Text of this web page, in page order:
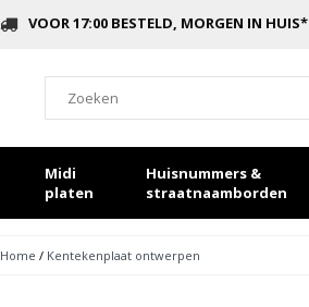
VOOR 17:00 BESTELD, MORGEN IN HUIS*
Midi
platen
Huisnummers &
straatnaamborden
Home / Kentekenplaat ontwerpen